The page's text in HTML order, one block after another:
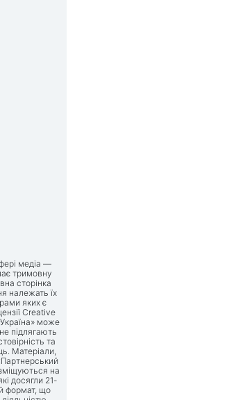
медіа —
тримовну
сторінка
належать їх
яких є
Creative
може
підлягають
та
Матеріали,
на
досягли 21-
формат, що